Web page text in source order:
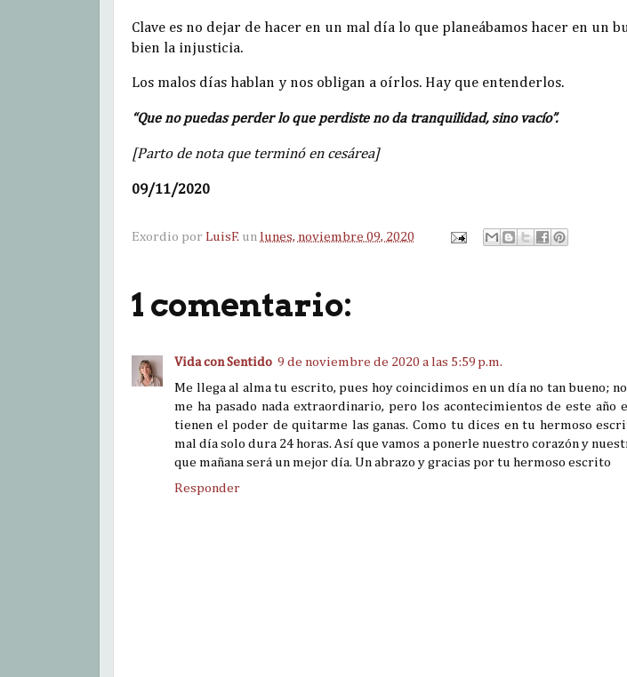
Clave es no dejar de hacer en un mal día lo que planeábamos hacer en un
bien la injusticia.
Los malos días hablan y nos obligan a oírlos. Hay que entenderlos.
“Que no puedas perder lo que perdiste no da tranquilidad, sino vacío”.
[Parto de nota que terminó en cesárea]
09/11/2020
Exordio por LuisF. un lunes, noviembre 09, 2020
1 comentario:
Vida con Sentido 9 de noviembre de 2020 a las 5:59 p.m.
Me llega al alma tu escrito, pues hoy coincidimos en un día no tan bueno;
me ha pasado nada extraordinario, pero los acontecimientos de este año
tienen el poder de quitarme las ganas. Como tu dices en tu hermoso
mal día solo dura 24 horas. Así que vamos a ponerle nuestro corazón y
que mañana será un mejor día. Un abrazo y gracias por tu hermoso escrito
Responder